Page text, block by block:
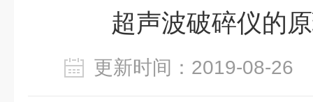
超声波破碎仪的
更新时间：2019-08-